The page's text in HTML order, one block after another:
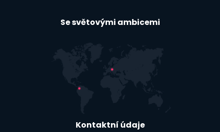
Se světovými ambicemi
Kontaktní údaje